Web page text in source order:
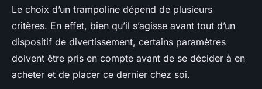
Choisir adéquatement un
trampoline pour son jardin
benoit•23 juin 2023•3 min de lecture
Le choix d’un trampoline dépend de plusieurs
critères. En effet, bien qu’il s’agisse avant tout d’un
dispositif de divertissement, certains paramètres
doivent être pris en compte avant de se décider à en
acheter et de placer ce dernier chez soi.